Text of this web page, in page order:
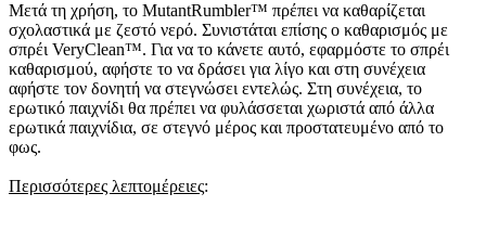
Μετά τη χρήση, το MutantRumbler™ πρέπει να καθαρίζεται
σχολαστικά με ζεστό νερό. Συνιστάται επίσης ο καθαρισμός με
σπρέι VeryClean™. Για να το κάνετε αυτό, εφαρμόστε το σπρέι
καθαρισμού, αφήστε το να δράσει για λίγο και στη συνέχεια
αφήστε τον δονητή να στεγνώσει εντελώς. Στη συνέχεια, το
ερωτικό παιχνίδι θα πρέπει να φυλάσσεται χωριστά από άλλα
ερωτικά παιχνίδια, σε στεγνό μέρος και προστατευμένο από το
φως.
Περισσότερες λεπτομέρειες: